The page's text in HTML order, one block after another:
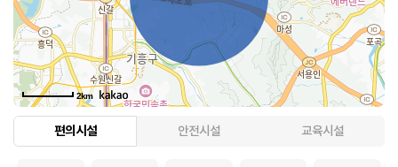
2km
편의시설 안전시설 교육시설